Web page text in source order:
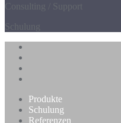
Consulting / Support
Schulung
Produkte
Schulung
Referenzen